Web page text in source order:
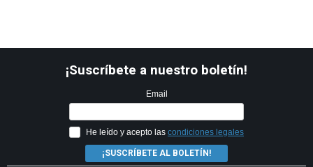
¡Suscríbete a nuestro boletín!
Email
He leído y acepto las condiciones legales
¡SUSCRÍBETE AL BOLETÍN!